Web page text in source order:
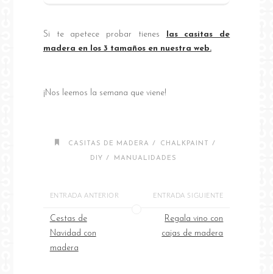
Si te apetece probar tienes
las casitas de
madera en los 3 tamaños en nuestra web.
¡Nos leemos la semana que viene!
CASITAS DE MADERA / CHALKPAINT /
DIY / MANUALIDADES
ENTRADA ANTERIOR
Cestas de
Navidad con
madera
ENTRADA SIGUIENTE
Regala vino con
cajas de madera